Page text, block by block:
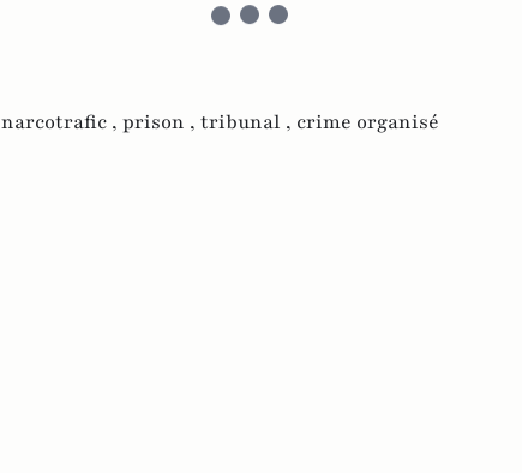
narcotrafic , prison , tribunal , crime organisé